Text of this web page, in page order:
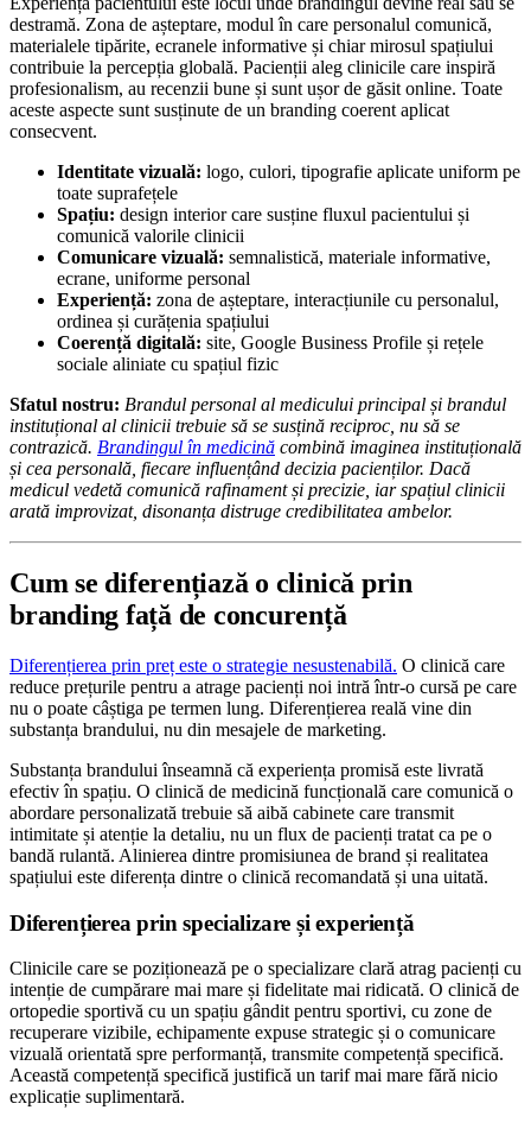
destramă. Zona de așteptare, modul în care personalul comunică,
materialele tipărite, ecranele informative și chiar mirosul spațiului
contribuie la percepția globală. Pacienții aleg clinicile care inspiră
profesionalism, au recenzii bune și sunt ușor de găsit online. Toate
aceste aspecte sunt susținute de un branding coerent aplicat
consecvent.
Identitate vizuală: logo, culori, tipografie aplicate uniform pe
toate suprafețele
Spațiu: design interior care susține fluxul pacientului și
comunică valorile clinicii
Comunicare vizuală: semnalistică, materiale informative,
ecrane, uniforme personal
Experiență: zona de așteptare, interacțiunile cu personalul,
ordinea și curățenia spațiului
Coerență digitală: site, Google Business Profile și rețele
sociale aliniate cu spațiul fizic
Sfatul nostru: Brandul personal al medicului principal și brandul
instituțional al clinicii trebuie să se susțină reciproc, nu să se
contrazică. Brandingul în medicină combină imaginea instituțională
și cea personală, fiecare influențând decizia pacienților. Dacă
medicul vedetă comunică rafinament și precizie, iar spațiul clinicii
arată improvizat, disonanța distruge credibilitatea ambelor.
Cum se diferențiază o clinică prin
branding față de concurență
Diferențierea prin preț este o strategie nesustenabilă. O clinică care
reduce prețurile pentru a atrage pacienți noi intră într-o cursă pe care
nu o poate câștiga pe termen lung. Diferențierea reală vine din
substanța brandului, nu din mesajele de marketing.
Substanța brandului înseamnă că experiența promisă este livrată
efectiv în spațiu. O clinică de medicină funcțională care comunică o
abordare personalizată trebuie să aibă cabinete care transmit
intimitate și atenție la detaliu, nu un flux de pacienți tratat ca pe o
bandă rulantă. Alinierea dintre promisiunea de brand și realitatea
spațiului este diferența dintre o clinică recomandată și una uitată.
Diferențierea prin specializare și experiență
Clinicile care se poziționează pe o specializare clară atrag pacienți cu
intenție de cumpărare mai mare și fidelitate mai ridicată. O clinică de
ortopedie sportivă cu un spațiu gândit pentru sportivi, cu zone de
recuperare vizibile, echipamente expuse strategic și o comunicare
vizuală orientată spre performanță, transmite competență specifică.
Această competență specifică justifică un tarif mai mare fără nicio
explicație suplimentară.